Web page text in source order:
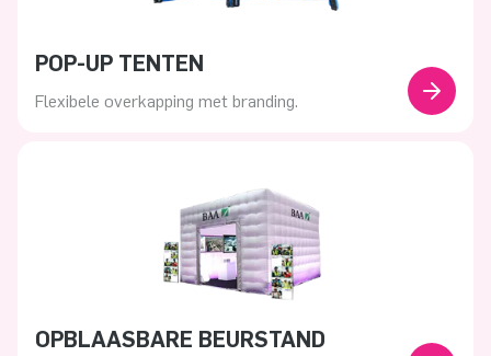
POP-UP TENTEN
Flexibele overkapping met branding.
OPBLAASBARE BEURSTAND